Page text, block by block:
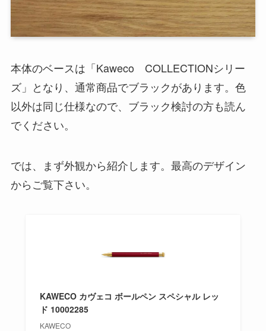
本体のベースは「Kaweco COLLECTIONシリー
ズ」となり、通常商品でブラックがあります。色
以外は同じ仕様なので、ブラック検討の方も読ん
でください。
では、まず外観から紹介します。最高のデザイン
からご覧下さい。
KAWECO カヴェコ ボールペン スペシャル レッ
ド 10002285
KAWECO